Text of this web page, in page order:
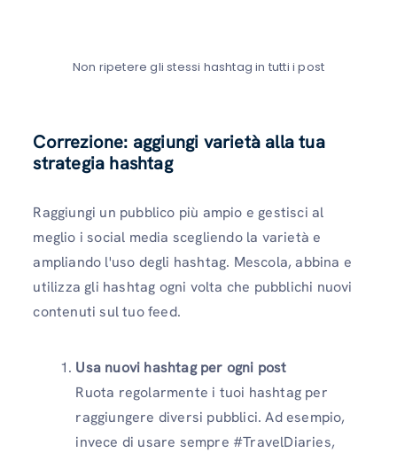
Non ripetere gli stessi hashtag in tutti i post
Correzione: aggiungi varietà alla tua
strategia hashtag
Raggiungi un pubblico più ampio e gestisci al
meglio i social media scegliendo la varietà e
ampliando l'uso degli hashtag. Mescola, abbina e
utilizza gli hashtag ogni volta che pubblichi nuovi
contenuti sul tuo feed.
Usa nuovi hashtag per ogni post
Ruota regolarmente i tuoi hashtag per
raggiungere diversi pubblici. Ad esempio,
invece di usare sempre #TravelDiaries,